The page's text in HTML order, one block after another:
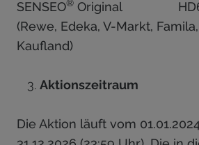
SENSEO® Original
(Rewe, Edeka, V-Markt,
Kaufland)
Aktionszeitraum
Die Aktion läuft vom